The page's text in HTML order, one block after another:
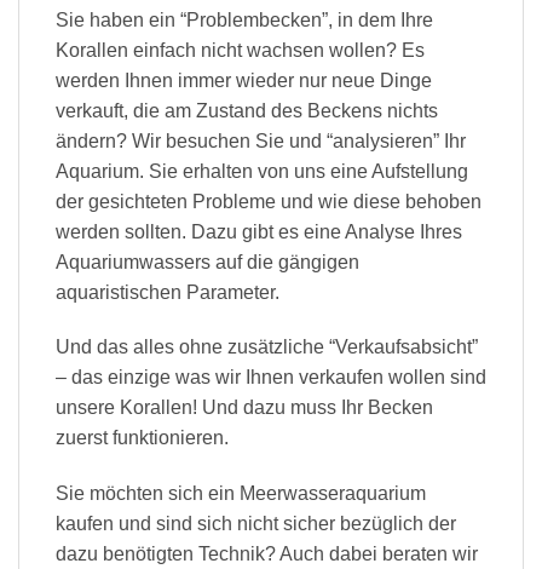
Sie haben ein “Problembecken”, in dem Ihre
Korallen einfach nicht wachsen wollen? Es
werden Ihnen immer wieder nur neue Dinge
verkauft, die am Zustand des Beckens nichts
ändern? Wir besuchen Sie und “analysieren” Ihr
Aquarium. Sie erhalten von uns eine Aufstellung
der gesichteten Probleme und wie diese behoben
werden sollten. Dazu gibt es eine Analyse Ihres
Aquariumwassers auf die gängigen
aquaristischen Parameter.
Und das alles ohne zusätzliche “Verkaufsabsicht”
– das einzige was wir Ihnen verkaufen wollen sind
unsere Korallen! Und dazu muss Ihr Becken
zuerst funktionieren.
Sie möchten sich ein Meerwasseraquarium
kaufen und sind sich nicht sicher bezüglich der
dazu benötigten Technik? Auch dabei beraten wir